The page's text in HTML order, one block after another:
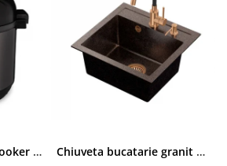
Oala de gatit multicooker 11 functii Instant Pot Pro Crisp 8 + Air Fryer 7.6 lt Chiuveta bucatarie granit cu finisaj negru perlat/cupru Steingran Art Copper cu dozator si baterie Quadron